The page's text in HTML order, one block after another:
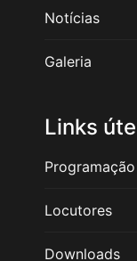
Notícias
Galeria
Links
Programação
Locutores
Downloads